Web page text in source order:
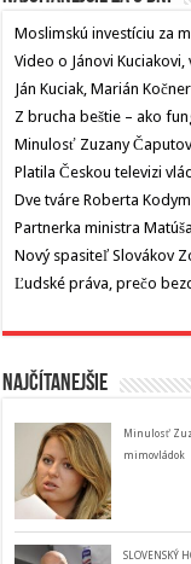
Moslimskú investíciu za
Video o Jánovi
Ján Kuciak, Marián
Z brucha beštie – ako
Minulosť Zuzany
Platila Českou televizi
Dve tváre Roberta
Partnerka ministra
Nový spasiteľ Slovákov
Ľudské práva, prečo
Najčítanejšie
Minulosť
mimovládok
SLOVENSKÝ